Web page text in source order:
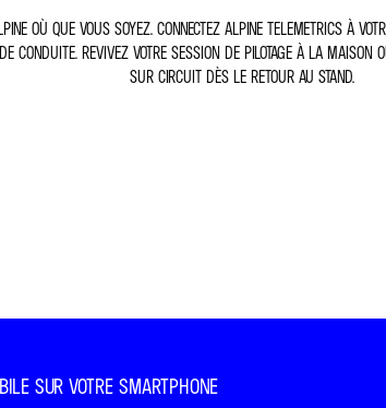
OÙ QUE VOUS SOYEZ. CONNECTEZ ALPINE TELEMETRICS À
CONDUITE. REVIVEZ VOTRE SESSION DE PILOTAGE À LA MAISON
SUR CIRCUIT DÈS LE RETOUR AU STAND.
SUR VOTRE SMARTPHONE